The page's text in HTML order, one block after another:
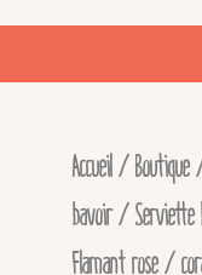
Accueil/Boutique
bavoir/ Serviette
Flamant rose /